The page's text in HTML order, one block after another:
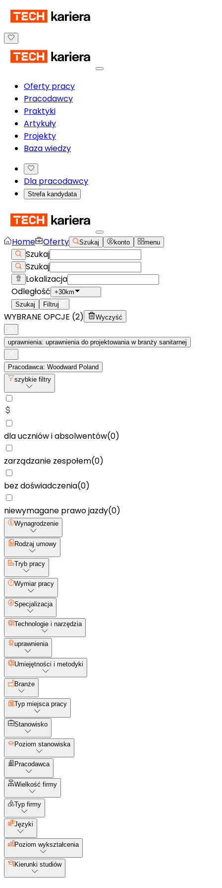
Oferty pracy
Pracodawcy
Praktyki
Artykuły
Projekty
Baza wiedzy
Dla pracodawcy
Strefa kandydata
Home Oferty Szukaj konto menu
Szukaj
Szukaj
Lokalizacja
Odległość +30km
Szukaj
Filtruj
WYBRANE OPCJE (2) Wyczyść
uprawnienia: uprawnienia do projektowania w branży sanitarnej
Pracodawca: Woodward Poland
szybkie filtry
dla uczniów i absolwentów(0)
zarządzanie zespołem(0)
bez doświadczenia(0)
niewymagane prawo jazdy(0)
Wynagrodzenie
Rodzaj umowy
Tryb pracy
Wymiar pracy
Specjalizacja
Technologie i narzędzia
uprawnienia
Umiejętności i metodyki
Branże
Typ miejsca pracy
Stanowisko
Poziom stanowiska
Pracodawca
Wielkość firmy
Typ firmy
Języki
Poziom wykształcenia
Kierunki studiów